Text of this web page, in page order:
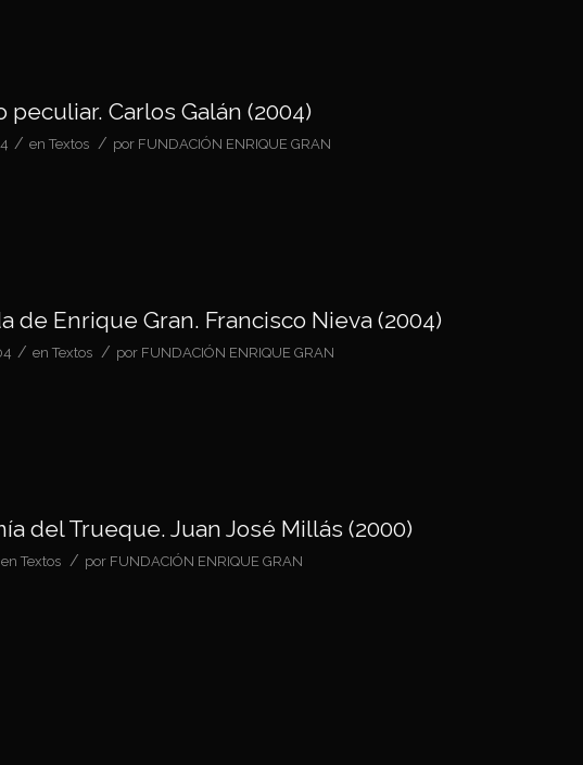
peculiar. Carlos Galán (2004)
/ en Textos / por FUNDACIÓN ENRIQUE GRAN
de Enrique Gran. Francisco Nieva (2004)
/ en Textos / por FUNDACIÓN ENRIQUE GRAN
del Trueque. Juan José Millás (2000)
en Textos / por FUNDACIÓN ENRIQUE GRAN